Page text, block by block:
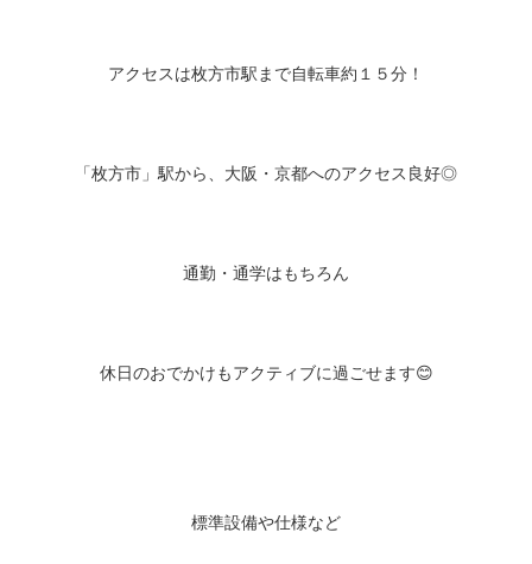
アクセスは枚方市駅まで自転車約１５分！
「枚方市」駅から、大阪・京都へのアクセス良好◎
通勤・通学はもちろん
休日のおでかけもアクティブに過ごせます😊
標準設備や仕様など